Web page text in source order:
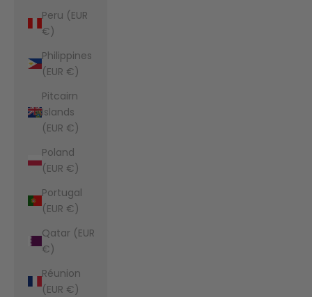
Peru (EUR
€)
Philippines
(EUR €)
Pitcairn
Islands
(EUR €)
Poland
(EUR €)
Portugal
(EUR €)
Qatar (EUR
€)
Réunion
(EUR €)